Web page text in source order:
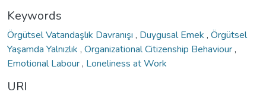
Keywords
Örgütsel Vatandaşlık Davranışı , Duygusal Emek , Örgütsel
Yaşamda Yalnızlık , Organizational Citizenship Behaviour,
Emotional Labour, Loneliness at Work
URI